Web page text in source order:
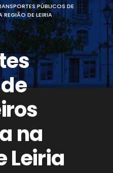
PÚBLICOS DE
REGIÃO DE LEIRIA
na
Leiria